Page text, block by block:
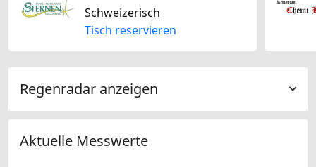
Schweizerisch
Tisch reservieren
Regenradar anzeigen
Aktuelle Messwerte